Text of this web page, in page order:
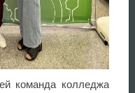
команда колледжа